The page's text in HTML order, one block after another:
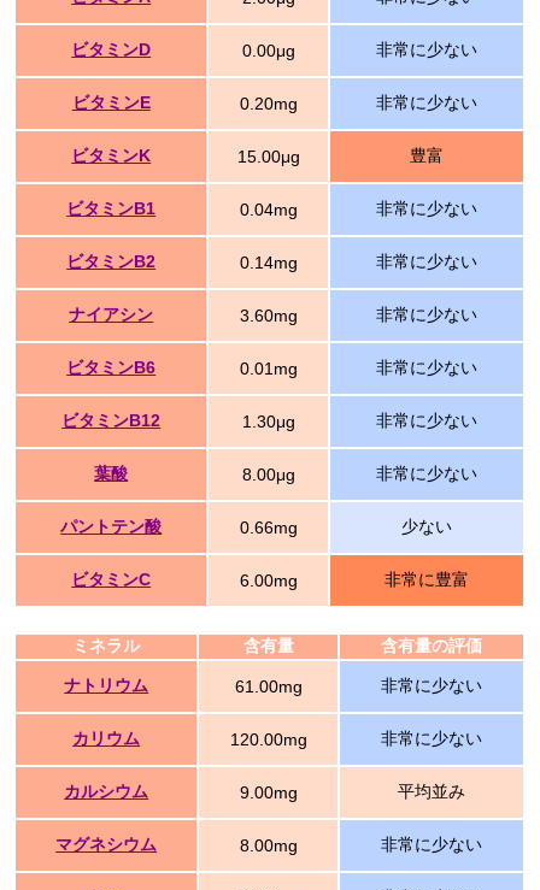
ビタミンD 0.00μg 非常に少ない
ビタミンE 0.20mg 非常に少ない
ビタミンK 15.00μg 豊富
ビタミンB1 0.04mg 非常に少ない
ビタミンB2 0.14mg 非常に少ない
ナイアシン 3.60mg 非常に少ない
ビタミンB6 0.01mg 非常に少ない
ビタミンB12 1.30μg 非常に少ない
葉酸 8.00μg 非常に少ない
パントテン酸 0.66mg 少ない
ビタミンC 6.00mg 非常に豊富
ミネラル 含有量 含有量の評価
ナトリウム 61.00mg 非常に少ない
カリウム 120.00mg 非常に少ない
カルシウム 9.00mg 平均並み
マグネシウム 8.00mg 非常に少ない